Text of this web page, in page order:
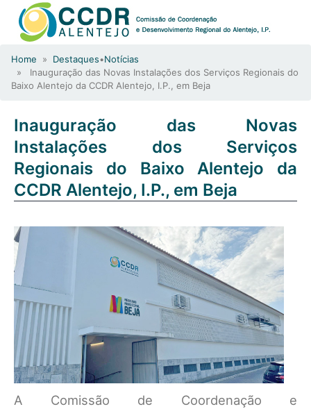
Home » Destaques•Notícias
» Inauguração das Novas Instalações dos Serviços Regionais do
Baixo Alentejo da CCDR Alentejo, I.P., em Beja
Inauguração das Novas
Instalações dos Serviços
Regionais do Baixo Alentejo da
CCDR Alentejo, I.P., em Beja
A Comissão de Coordenação e